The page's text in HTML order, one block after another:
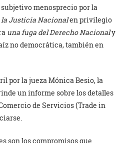
menosprecio por la
la Justicia Nacionalen privilegio
una fuga del Derecho Nacionaly
no democrática, también en
por la jueza Mónica Besio, la
un informe sobre los detalles
de Servicios (Trade in
son los compromisos que